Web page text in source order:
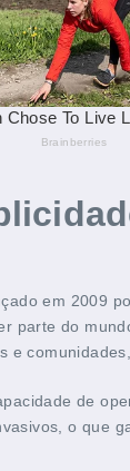
em 2009
parte do
de
o que